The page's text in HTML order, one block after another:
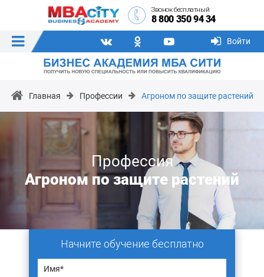
Звонок бесплатный
8 800 350 94 34
Войти
Главная Профессии Агроном по защите растений
Профессия
Агроном по защите растений
Начните обучение бесплатно